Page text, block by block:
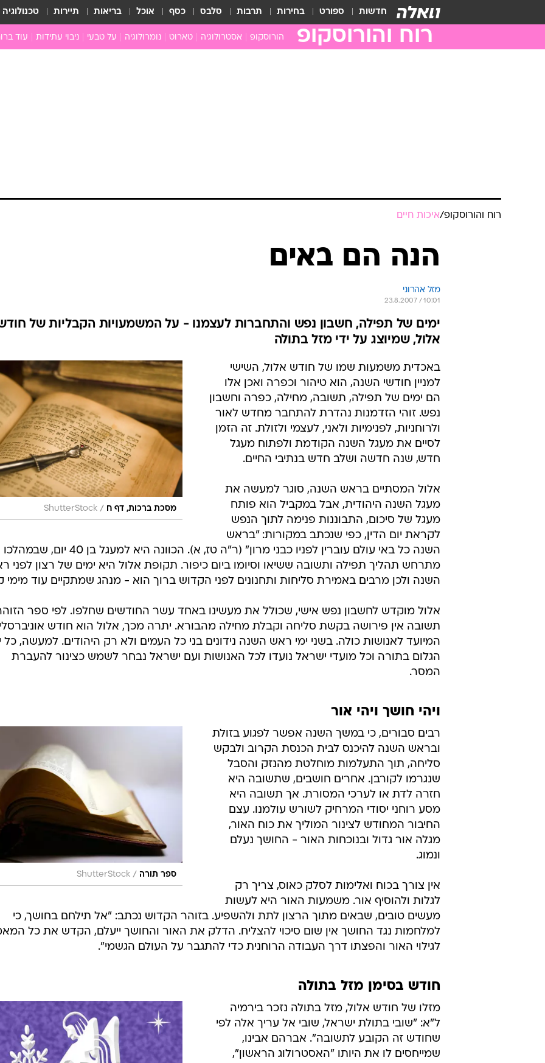
חדשות ספורט בחירות תרבות סלבס כסף אוכל בריאות תיירות טכנולוגיה
רוח והורוסקופ הורוסקופ
דגים
אסטרולוגיה טארוט נומרולוגיה על טבעי ניבוי עתידות עוד
רוח והורוסקופ/איכות חיים
הנה הם באים
מזל אהרוני
23.8.2007 / 10:01
ימים של תפילה, חשבון נפש והתחברות לעצמנו - על המשמעויות הקבליות של
אלול, שמיוצג על ידי מזל בתולה
מסכת ברכות, דף ח /
ShutterStock
באכדית משמעות שמו של חודש אלול, השישי
למניין חודשי השנה, הוא טיהור וכפרה ואכן אלו
הם ימים של תפילה, תשובה, מחילה, כפרה וחשבון
נפש. זוהי הזדמנות נהדרת להתחבר מחדש לאור
ולרוחניות, לפנימיות ולאני, לעצמי ולזולת. זה הזמן
לסיים את מעגל השנה הקודמת ולפתוח מעגל
חדש, שנה חדשה ושלב חדש בנתיבי החיים.
אלול המסתיים בראש השנה, סוגר למעשה את
מעגל השנה היהודית, אבל במקביל הוא פותח
מעגל של סיכום, התבוננות פנימה לתוך הנפש
לקראת יום הדין, כפי שנכתב במקורות: "בראש
השנה כל באי עולם עוברין לפניו כבני מרון" (ר"ה טז, א). הכוונה היא למעגל בן 40 יום, שבמהלכו
מתרחש תהליך תפילה ותשובה ששיאו וסיומו ביום כיפור. תקופת אלול היא ימים של רצון לפני
השנה ולכן מרבים באמירת סליחות ותחנונים לפני הקדוש ברוך הוא - מנהג שמתקיים עוד מימי
אלול מוקדש לחשבון נפש אישי, שכולל את מעשינו באחד עשר החודשים שחלפו. לפי ספר
תשובה אין פירושה בקשת סליחה וקבלת מחילה מהבורא. יתרה מכך, אלול הוא חודש
המיועד לאנושות כולה. בשני ימי ראש השנה נידונים בני כל העמים ולא רק היהודים. למעשה, כל
הגלום בתורה וכל מועדי ישראל נועדו לכל האנושות ועם ישראל נבחר לשמש כצינור להעברת
המסר.
ויהי חושך ויהי אור
ספר תורה /
ShutterStock
רבים סבורים, כי במשך השנה אפשר לפגוע בזולת
ובראש השנה להיכנס לבית הכנסת הקרוב ולבקש
סליחה, תוך התעלמות מוחלטת מהנזק והסבל
שנגרמו לקורבן. אחרים חושבים, שתשובה היא
חזרה לדת או לערכי המסורת. אך תשובה היא
מסע רוחני יסודי המרחיק לשורש עולמנו. עצם
החיבור המחודש לצינור המוליך את כוח האור,
מגלה אור גדול ובנוכחות האור - החושך נעלם
ונמוג.
אין צורך בכוח ואלימות לסלק כאוס, צריך רק
לגלות ולהוסיף אור. משמעות האור היא לעשות
מעשים טובים, שבאים מתוך הרצון לתת ולהשפיע. בזוהר הקדוש נכתב: "אל תילחם בחושך, כי
למלחמות נגד החושך אין שום סיכוי להצליח. הדלק את האור והחושך ייעלם, הקדש את כל
לגילוי האור והפצתו דרך העבודה הרוחנית כדי להתגבר על העולם הגשמי".
חודש בסימן מזל בתולה
מזלו של חודש אלול, מזל בתולה נזכר בירמיה
ל"א: "שובי בתולת ישראל, שובי אל עריך אלה לפי
שחודש זה הקובע לתשובה". אברהם אבינו,
שמייחסים לו את היותו "האסטרולוג הראשון",